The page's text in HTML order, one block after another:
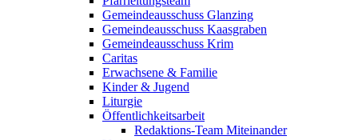
Gemeindeausschuss Glanzing
Gemeindeausschuss Kaasgraben
Gemeindeausschuss Krim
Caritas
Erwachsene & Familie
Kinder & Jugend
Liturgie
Öffentlichkeitsarbeit
Redaktions-Team Miteinander